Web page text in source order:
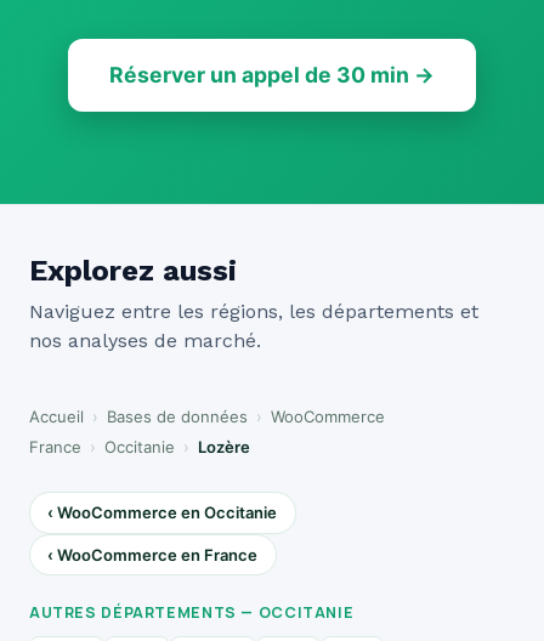
Réserver un appel de 30 min →
Explorez aussi
Naviguez entre les régions, les départements et
nos analyses de marché.
Accueil › Bases de données › WooCommerce
France › Occitanie › Lozère
‹ WooCommerce en Occitanie
‹ WooCommerce en France
AUTRES DÉPARTEMENTS — OCCITANIE